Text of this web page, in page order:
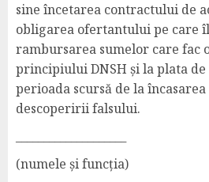
sine încetarea contractului de
obligarea ofertantului pe care
rambursarea sumelor care fac
principiului DNSH și la plata
perioada scursă de la
descoperirii falsului.
(numele și funcția)